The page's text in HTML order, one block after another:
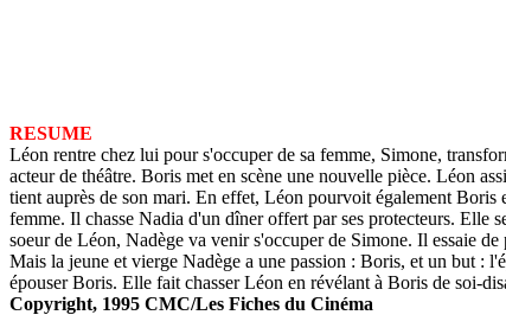
RESUME
Léon rentre chez lui pour s'occuper de sa femme, Simone,
acteur de théâtre. Boris met en scène une nouvelle pièce. Léon
tient auprès de son mari. En effet, Léon pourvoit également
femme. Il chasse Nadia d'un dîner offert par ses protecteurs. Elle
soeur de Léon, Nadège va venir s'occuper de Simone. Il essaie
Mais la jeune et vierge Nadège a une passion : Boris, et un but :
épouser Boris. Elle fait chasser Léon en révélant à Boris de soi-
Copyright, 1995 CMC/Les Fiches du Cinéma